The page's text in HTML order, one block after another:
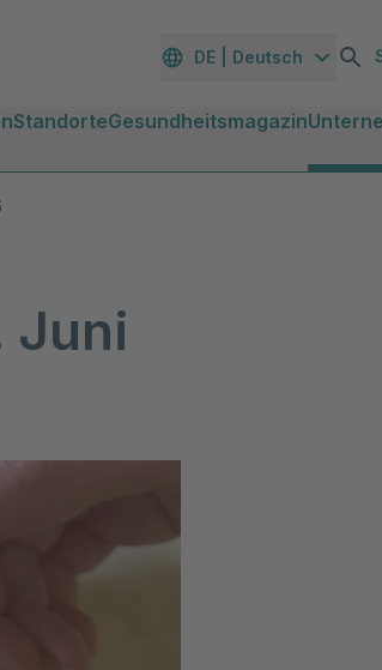
DE | Deutsch
StandorteGesundheitsmagazin
Juni